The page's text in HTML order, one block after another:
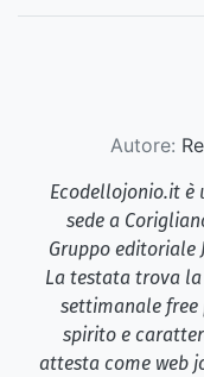
Autore:
Ecodellojonio.it è
sede a
Gruppo editoriale
La testata trova la
settimanale free
spirito e
attesta come web